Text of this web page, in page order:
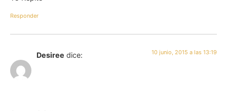
Responder
Desiree dice: 10 junio, 2015 a las 13:19